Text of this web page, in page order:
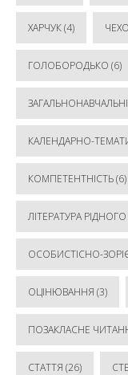
ХАРЧУК(4)
ГОЛОБОРОДЬКО (6)
КАЛЕНДАРНО-
КОМПЕТЕНТНІСТЬ(6)
ЛІТЕРАТУРА
ОСОБИСТІСНО-
ОЦІНЮВАННЯ (3)
ПОЗАКЛАСНЕ
СТАТТЯ (26)